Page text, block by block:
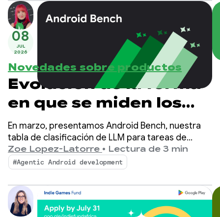
08
JUL
2026
Novedades sobre productos
Evolución de la forma
en que se miden los
LLMs para Android: la
nueva era de Android
Bench
En marzo, presentamos Android Bench, nuestra
tabla de clasificación de LLM para tareas de
desarrollo de Android del mundo real. Desde
entonces, mejoramos la comparativa según tus
comentarios, lo que incluye la evaluación de
modelos de peso abierto y la incorporación de
dimensiones de costo y eficiencia al ranking.
Zoe Lopez-Latorre • Lectura de 3 min
#Agentic Android development